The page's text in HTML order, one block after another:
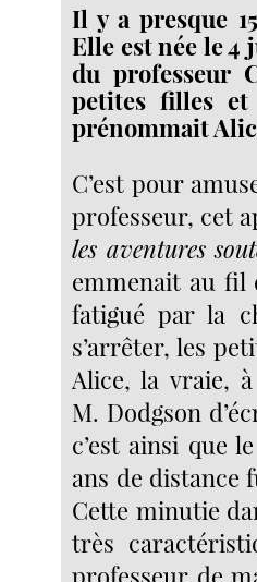
Il y a presque
Elle est née le 4
du professeur
petites filles
prénommait
C’est pour
professeur, cet
les aventures
emmenait au
fatigué par la
s’arrêter, les
Alice, la vraie,
M. Dodgson
c’est ainsi que
ans de distance
Cette minutie
très